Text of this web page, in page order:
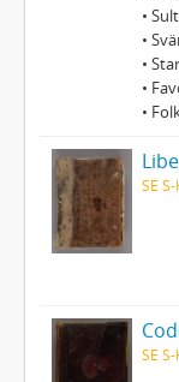
•
•
•
•
•
SE
SE